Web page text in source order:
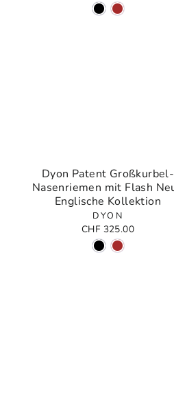
Dyon Patent Großkurbel-
Nasenriemen mit Flash
Englische Kollektion
DYON
CHF 325.00